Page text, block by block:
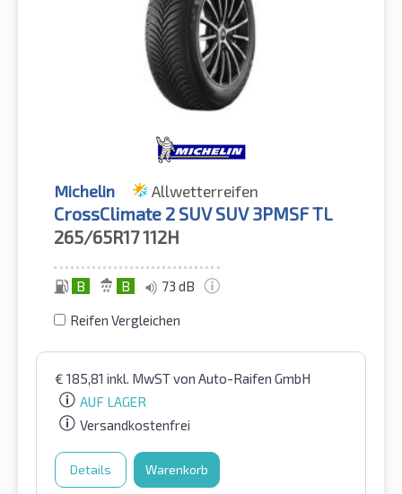
Michelin Allwetterreifen
CrossClimate 2 SUV SUV 3PMSF TL
265/65R17112H
B B 73 dB
Reifen Vergleichen
€ 185,81 inkl. MwSTvon Auto-Raifen GmbH
AUF LAGER
Versandkostenfrei
Details Warenkorb